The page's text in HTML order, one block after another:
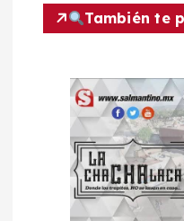
g
También te